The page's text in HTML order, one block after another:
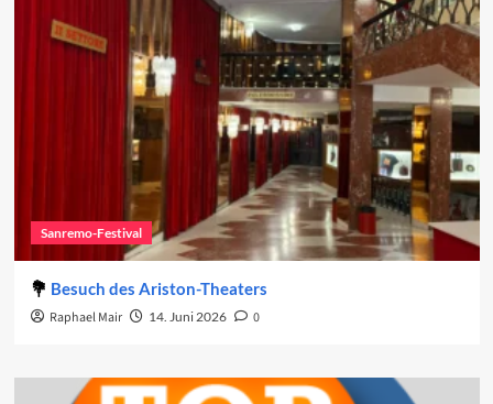
Sanremo-Festival
Besuch des Ariston-Theaters
Raphael Mair 14. Juni 2026 0